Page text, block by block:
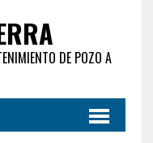
DE POZO A